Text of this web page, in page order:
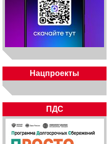
Нацпроекты
ПДС